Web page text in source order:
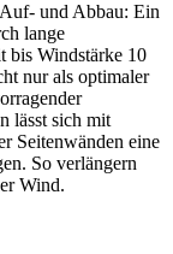
und Abbau: Ein
lange
bis Windstärke 10
nur als optimaler
lässt sich mit
Seitenwänden eine
So verlängern
Wind.